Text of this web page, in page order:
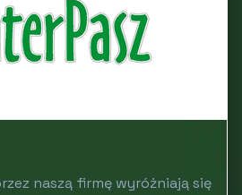
naszą firmę wyróżniają się